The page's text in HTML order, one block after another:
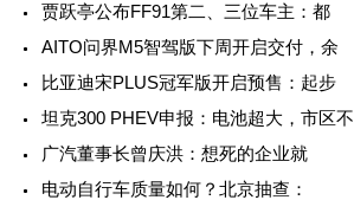
贾跃亭公布FF91第二、三位车主：都
AITO问界M5智驾版下周开启交付，余
比亚迪宋PLUS冠军版开启预售：起步
坦克300 PHEV申报：电池超大，市区不
广汽董事长曾庆洪：想死的企业就
电动自行车质量如何？北京抽查：